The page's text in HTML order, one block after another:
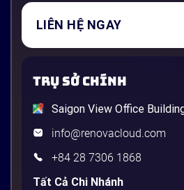
LIÊN HỆ NGAY
TRỤ SỞ CHÍNH
Saigon View Office
info@renovacloud.com
+84 28 7306 1868
Tất Cả Chi Nhánh